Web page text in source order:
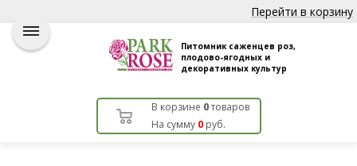
Перейти в корзину
Питомник саженцев роз,
плодово-ягодных и
декоративных культур
В корзине 0товаров
На сумму 0руб.